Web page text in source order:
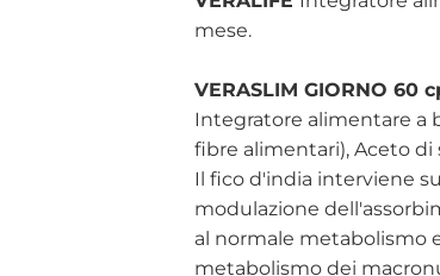
mese.
VERASLIM GIORNO 60
Integratore alimentare a
fibre alimentari), Aceto di
Il fico d'india interviene
modulazione
al normale metabolismo
metabolismo dei